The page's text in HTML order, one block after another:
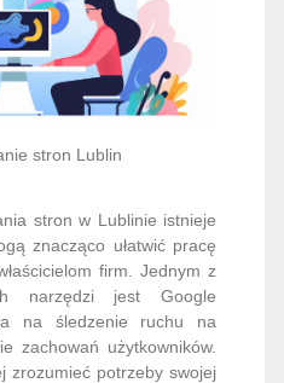
stron Lublin
stron w Lublinie istnieje
znacząco ułatwić pracę
firm. Jednym z
narzędzi jest Google
na śledzenie ruchu na
zachowań użytkowników.
zrozumieć potrzeby swojej